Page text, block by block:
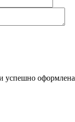
успешно оформлена